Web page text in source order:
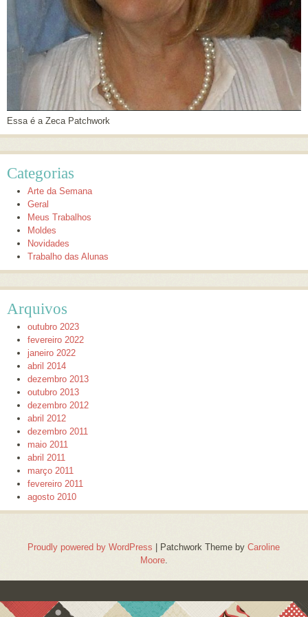
Essa é a Zeca Patchwork
Categorias
Arte da Semana
Geral
Meus Trabalhos
Moldes
Novidades
Trabalho das Alunas
Arquivos
outubro 2023
fevereiro 2022
janeiro 2022
abril 2014
dezembro 2013
outubro 2013
dezembro 2012
abril 2012
dezembro 2011
maio 2011
abril 2011
março 2011
fevereiro 2011
agosto 2010
Proudly powered by WordPress Patchwork Theme byCaroline
Moore.